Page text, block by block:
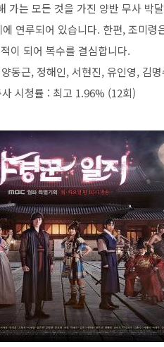
가는 모든 것을 가진 양반 무사 박
연루되어 있습니다. 한편, 조미
이 되어 복수를 결심합니다.
동근, 정해인, 서현진, 유인영, 김
사 시청률 : 최고 1.96% (12회)